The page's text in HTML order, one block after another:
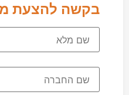
בקשה להצעת